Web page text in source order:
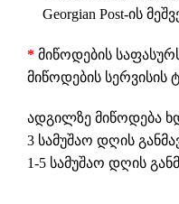
Georgian Post-ის
* მიწოდების
მიწოდების სერვისის
ადგილზე მიწოდება
3 სამუშაო დღის
1-5 სამუშაო დღის